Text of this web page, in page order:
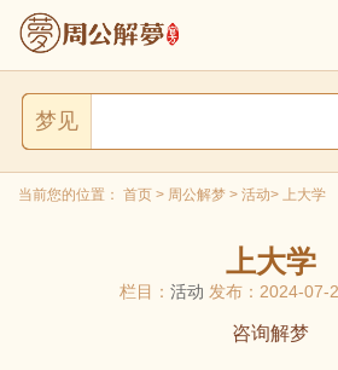
梦见
当前您的位置： 首页 > 周公解梦 > 活动> 上大学
上大学
栏目： 活动 发布：2024-07-
咨询解梦